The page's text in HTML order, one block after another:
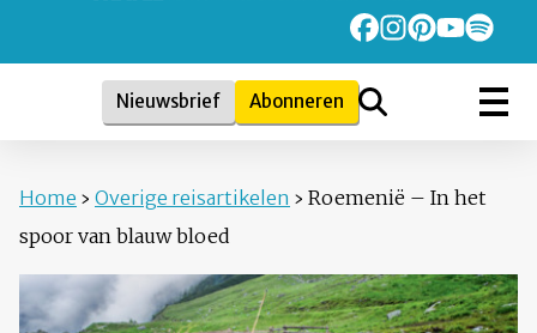
Nieuwsbrief Abonneren
Home › Overige reisartikelen › Roemenië – In het
spoor van blauw bloed